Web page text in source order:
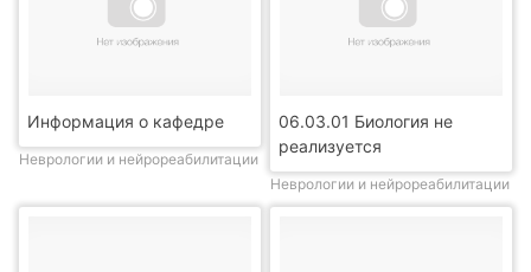
Информация о кафедре
Неврологии и нейрореабилитации
06.03.01 Биология не
реализуется
Неврологии и нейрореабилитации